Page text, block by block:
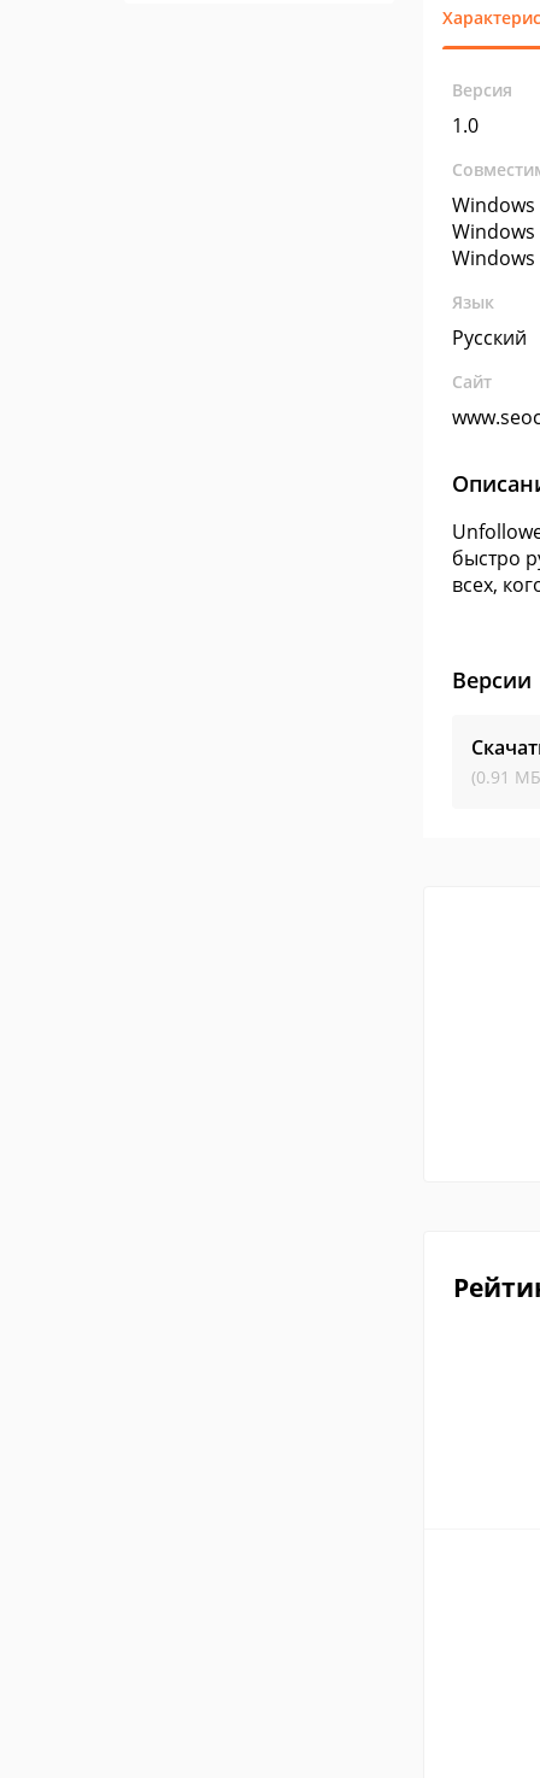
Версия
1.0
Windows
Windows
Windows
Язык
Русский
Сайт
быстро
всех,
Версии
(0.91